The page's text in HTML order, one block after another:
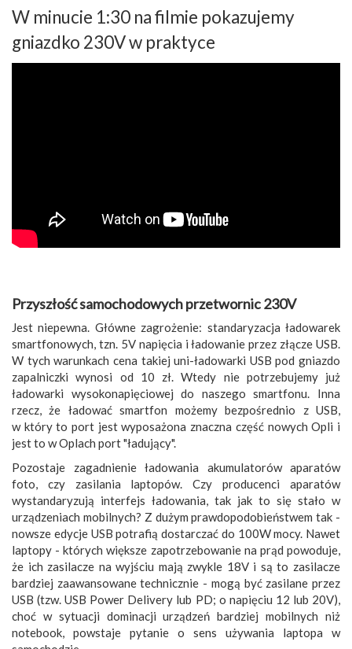
W minucie 1:30 na filmie pokazujemy
gniazdko 230V w praktyce
Przyszłość samochodowych przetwornic 230V
Jest niepewna. Główne zagrożenie: standaryzacja ładowarek
smartfonowych, tzn. 5V napięcia i ładowanie przez złącze USB.
W tych warunkach cena takiej uni-ładowarki USB pod gniazdo
zapalniczki wynosi od 10 zł. Wtedy nie potrzebujemy już
ładowarki wysokonapięciowej do naszego smartfonu. Inna
rzecz, że ładować smartfon możemy bezpośrednio z USB,
w który to port jest wyposażona znaczna część nowych Opli i
jest to w Oplach port "ładujący".
Pozostaje zagadnienie ładowania akumulatorów aparatów
foto, czy zasilania laptopów. Czy producenci aparatów
wystandaryzują interfejs ładowania, tak jak to się stało w
urządzeniach mobilnych? Z dużym prawdopodobieństwem tak -
nowsze edycje USB potrafią dostarczać do 100W mocy. Nawet
laptopy - których większe zapotrzebowanie na prąd powoduje,
że ich zasilacze na wyjściu mają zwykle 18V i są to zasilacze
bardziej zaawansowane technicznie - mogą być zasilane przez
USB (tzw. USB Power Delivery lub PD; o napięciu 12 lub 20V),
choć w sytuacji dominacji urządzeń bardziej mobilnych niż
notebook, powstaje pytanie o sens używania laptopa w